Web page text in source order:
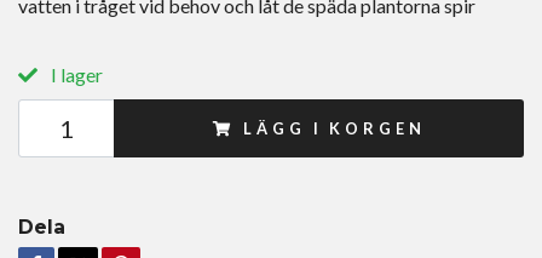
vatten i tråget vid behov och låt de späda plantorna spir
I lager
LÄGG I KORGEN
Dela